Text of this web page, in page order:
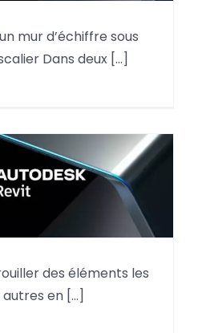
d’un mur
tous types
mur d’échiffre sous
Dans deux [...]
alignement et le
automatique
des éléments les
en [...]